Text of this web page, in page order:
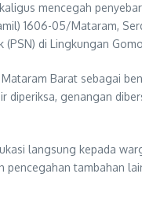
mencegah
1606-05/Mataram,
di Lingkungan
Barat sebagai
diperiksa, genangan
langsung kepada
tambahan